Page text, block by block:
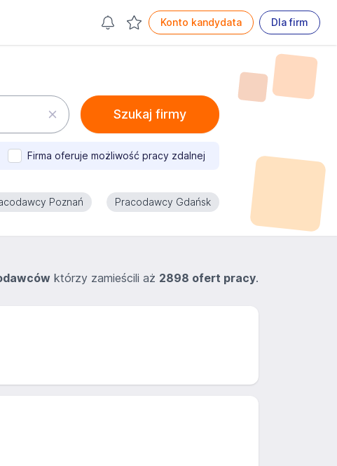
Konto kandydata Dla firm
Szukaj firmy
Firma oferuje możliwość pracy zdalnej
Poznań Pracodawcy Gdańsk
którzy zamieścili aż 2898 ofert pracy.